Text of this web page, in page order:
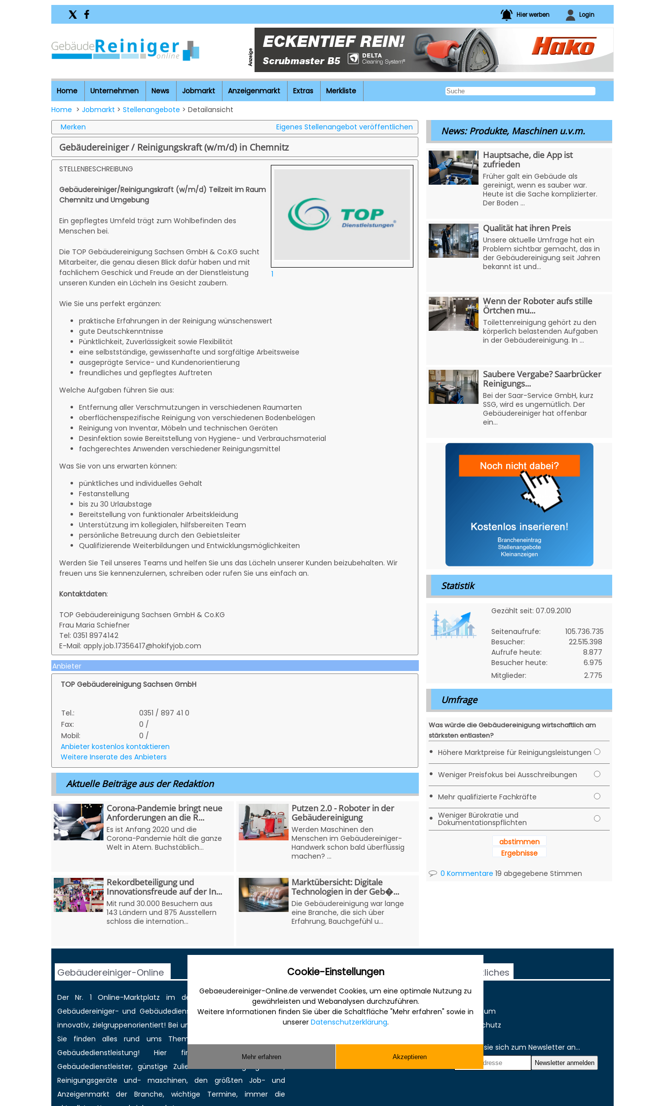
Hier werben Login
Home Unternehmen News Jobmarkt Anzeigenmarkt Extras
Merkliste
Home > Jobmarkt > Stellenangebote > Detailansicht
Merken
Eigenes Stellenangebot veröffentlichen
Gebäudereiniger / Reinigungskraft (w/m/d) in Chemnitz
1
STELLENBESCHREIBUNG
Gebäudereiniger/Reinigungskraft (w/m/d) Teilzeit im Raum
Chemnitz und Umgebung
Ein gepflegtes Umfeld trägt zum Wohlbefinden des
Menschen bei.
Die TOP Gebäudereinigung Sachsen GmbH & Co.KG sucht
Mitarbeiter, die genau diesen Blick dafür haben und mit
fachlichem Geschick und Freude an der Dienstleistung
unseren Kunden ein Lächeln ins Gesicht zaubern.
Wie Sie uns perfekt ergänzen:
praktische Erfahrungen in der Reinigung wünschenswert
gute Deutschkenntnisse
Pünktlichkeit, Zuverlässigkeit sowie Flexibilität
eine selbstständige, gewissenhafte und sorgfältige Arbeitsweise
ausgeprägte Service- und Kundenorientierung
freundliches und gepflegtes Auftreten
Welche Aufgaben führen Sie aus:
Entfernung aller Verschmutzungen in verschiedenen Raumarten
oberflächenspezifische Reinigung von verschiedenen Bodenbelägen
Reinigung von Inventar, Möbeln und technischen Geräten
Desinfektion sowie Bereitstellung von Hygiene- und Verbrauchsmaterial
fachgerechtes Anwenden verschiedener Reinigungsmittel
Was Sie von uns erwarten können:
pünktliches und individuelles Gehalt
Festanstellung
bis zu 30 Urlaubstage
Bereitstellung von funktionaler Arbeitskleidung
Unterstützung im kollegialen, hilfsbereiten Team
persönliche Betreuung durch den Gebietsleiter
Qualifizierende Weiterbildungen und Entwicklungsmöglichkeiten
Werden Sie Teil unseres Teams und helfen Sie uns das Lächeln unserer Kunden beizubehalten. Wir
freuen uns Sie kennenzulernen, schreiben oder rufen Sie uns einfach an.
Kontaktdaten:
TOP Gebäudereinigung Sachsen GmbH & Co.KG
Frau Maria Schiefner
Tel: 0351 8974142
E-Mail: apply.job.17356417@hokifyjob.com
Anbieter
TOP Gebäudereinigung Sachsen GmbH
Tel.:
0351 / 897 41 0
Fax:
0 /
Mobil:
0 /
Anbieter kostenlos kontaktieren
Weitere Inserate des Anbieters
Aktuelle Beiträge aus der Redaktion
Corona-Pandemie bringt neue
Anforderungen an die R...
Es ist Anfang 2020 und die
Corona-Pandemie hält die ganze
Welt in Atem. Buchstäblich...
Putzen 2.0 - Roboter in der
Gebäudereinigung
Werden Maschinen den
Menschen im Gebäudereiniger-
Handwerk schon bald überflüssig
machen? ...
Rekordbeteiligung und
Innovationsfreude auf der In...
Mit rund 30.000 Besuchern aus
143 Ländern und 875 Ausstellern
schloss die internation...
Marktübersicht: Digitale
Technologien in der Geb�...
Die Gebäudereinigung war lange
eine Branche, die sich über
Erfahrung, Bauchgefühl u...
News: Produkte, Maschinen u.v.m.
Hauptsache, die App ist
zufrieden
Früher galt ein Gebäude als
gereinigt, wenn es sauber war.
Heute ist die Sache komplizierter.
Der Boden ...
Qualität hat ihren Preis
Unsere aktuelle Umfrage hat ein
Problem sichtbar gemacht, das in
der Gebäudereinigung seit Jahren
bekannt ist und...
Wenn der Roboter aufs stille
Örtchen mu...
Toilettenreinigung gehört zu den
körperlich belastenden Aufgaben
in der Gebäudereinigung. In ...
Saubere Vergabe? Saarbrücker
Reinigungs...
Bei der Saar-Service GmbH, kurz
SSG, wird es ungemütlich. Der
Gebäudereiniger hat offenbar
ein...
Statistik
Gezählt seit: 07.09.2010
Seitenaufrufe:
105.736.735
Besucher:
22.515.398
Aufrufe heute:
8.877
Besucher heute:
6.975
Mitglieder:
2.775
Umfrage
Was würde die Gebäudereinigung wirtschaftlich am
stärksten entlasten?
• Höhere Marktpreise für Reinigungsleistungen
• Weniger Preisfokus bei Ausschreibungen
• Mehr qualifizierte Fachkräfte
• Weniger Bürokratie und
Dokumentationspflichten
abstimmen
Ergebnisse
0 Kommentare 19 abgegebene Stimmen
Gebäudereiniger-Online
Der Nr. 1 Online-Marktplatz im deutschen Internet für die
Gebäudereiniger- und Gebäudedienstleisterbranche. Informativ,
innovativ, zielgruppenorientiert! Bei uns werden Sie gefunden und
Sie finden alles rund ums Thema Gebäudereinigung bzw.
Gebäudedienstleistung! Hier finden Sie kompetente
Gebäudedienstleister, günstige Zulieferer für Reinigungsmittel,
Reinigungsgeräte und- maschinen, den größtenJob- und
Anzeigenmarkt der Branche,wichtige Termine, immer die
Sonstiges
Werbung
Musterverträge und Vorlagen
Hilfe
Rechtliches
AGB
Impressum
Datenschutz
Melden sie sich zum Newsletter an...
Cookie-Einstellungen
Gebaeudereiniger-Online.de verwendet Cookies, um eine optimale Nutzung zu
gewährleisten und Webanalysen durchzuführen.
Weitere Informationen finden Sie über die Schaltfläche "Mehr erfahren" sowie in
unserer Datenschutzerklärung.
Mehr erfahren Akzeptieren